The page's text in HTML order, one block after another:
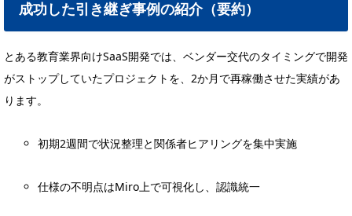
成功した引き継ぎ事例の紹介（要約）
とある教育業界向けSaaS開発では、ベンダー交代のタイミングで開発
がストップしていたプロジェクトを、2か月で再稼働させた実績があ
ります。
初期2週間で状況整理と関係者ヒアリングを集中実施
仕様の不明点はMiro上で可視化し、認識統一